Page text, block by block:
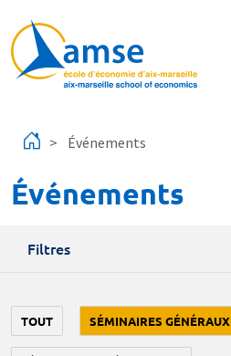
Événements
Événements
Filtres
TOUT SÉMINAIRES GÉNÉRAUX